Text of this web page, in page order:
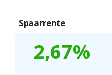
Spaarrente
2,67%